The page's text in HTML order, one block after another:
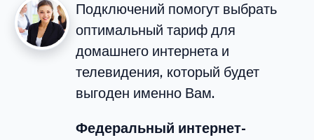
Подключений помогут выбрать
оптимальный тариф для
домашнего интернета и
телевидения, который будет
выгоден именно Вам.
Федеральный интернет-